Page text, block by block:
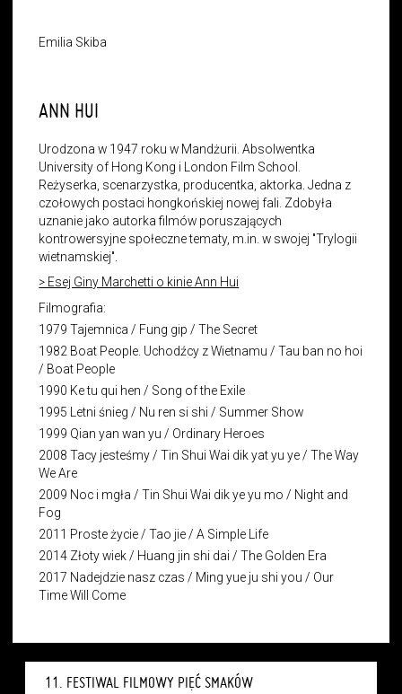
11. FESTIWAL FILMOWY PIĘĆ SMAKÓW
Emilia Skiba
ANN HUI
Urodzona w 1947 roku w Mandżurii. Absolwentka
University of Hong Kong i London Film School.
Reżyserka, scenarzystka, producentka, aktorka. Jedna z
czołowych postaci hongkońskiej nowej fali. Zdobyła
uznanie jako autorka filmów poruszających
kontrowersyjne społeczne tematy, m.in. w swojej "Trylogii
wietnamskiej".
> Esej Giny Marchetti o kinie Ann Hui
Filmografia:
1979 Tajemnica / Fung gip / The Secret
1982 Boat People. Uchodźcy z Wietnamu / Tau ban no hoi
/ Boat People
1990 Ke tu qui hen / Song of the Exile
1995 Letni śnieg / Nu ren si shi / Summer Show
1999 Qian yan wan yu / Ordinary Heroes
2008 Tacy jesteśmy / Tin Shui Wai dik yat yu ye / The Way
We Are
2009 Noc i mgła / Tin Shui Wai dik ye yu mo / Night and
Fog
2011 Proste życie / Tao jie / A Simple Life
2014 Złoty wiek / Huang jin shi dai / The Golden Era
2017 Nadejdzie nasz czas / Ming yue ju shi you / Our
Time Will Come